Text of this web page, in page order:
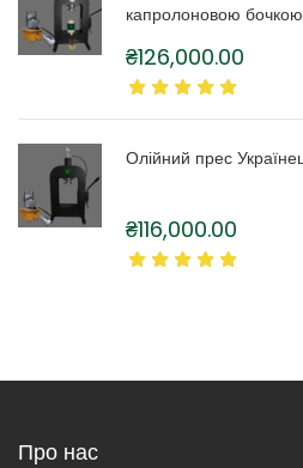
капролоновою бочкою
₴126,000.00
Олійний прес
₴116,000.00
Про нас